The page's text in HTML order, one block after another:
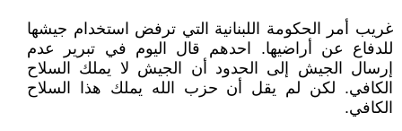
غريب أمر الحكومة اللبنانية التي ترفض استخدام جيشها
للدفاع عن أراضيها. احدهم قال اليوم في تبرير عدم
إرسال الجيش إلى الحدود أن الجيش لا يملك السلاح
الكافي. لكن لم يقل أن حزب الله يملك هذا السلاح
الكافي.